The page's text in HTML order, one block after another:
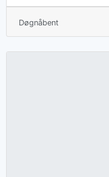
Døgnåbent